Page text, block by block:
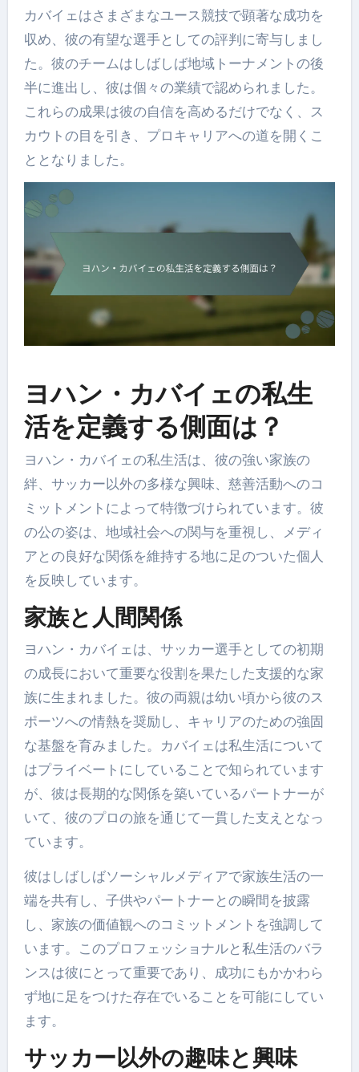
カバイェはさまざまなユース競技で顕著な成功を
収め、彼の有望な選手としての評判に寄与しまし
た。彼のチームはしばしば地域トーナメントの後
半に進出し、彼は個々の業績で認められました。
これらの成果は彼の自信を高めるだけでなく、ス
カウトの目を引き、プロキャリアへの道を開くこ
ととなりました。
ヨハン・カバイェの私生
活を定義する側面は？
ヨハン・カバイェの私生活は、彼の強い家族の
絆、サッカー以外の多様な興味、慈善活動へのコ
ミットメントによって特徴づけられています。彼
の公の姿は、地域社会への関与を重視し、メディ
アとの良好な関係を維持する地に足のついた個人
を反映しています。
家族と人間関係
ヨハン・カバイェは、サッカー選手としての初期
の成長において重要な役割を果たした支援的な家
族に生まれました。彼の両親は幼い頃から彼のス
ポーツへの情熱を奨励し、キャリアのための強固
な基盤を育みました。カバイェは私生活について
はプライベートにしていることで知られています
が、彼は長期的な関係を築いているパートナーが
いて、彼のプロの旅を通じて一貫した支えとなっ
ています。
彼はしばしばソーシャルメディアで家族生活の一
端を共有し、子供やパートナーとの瞬間を披露
し、家族の価値観へのコミットメントを強調して
います。このプロフェッショナルと私生活のバラ
ンスは彼にとって重要であり、成功にもかかわら
ず地に足をつけた存在でいることを可能にしてい
ます。
サッカー以外の趣味と興味